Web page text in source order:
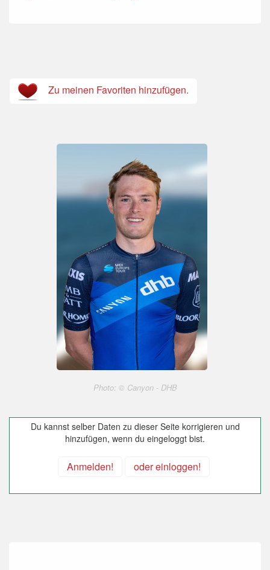
Zu meinen Favoriten hinzufügen.
Photo: © Canyon - DHB
Du kannst selber Daten zu dieser Seite korrigieren und
hinzufügen, wenn du eingeloggt bist.
Anmelden! oder einloggen!